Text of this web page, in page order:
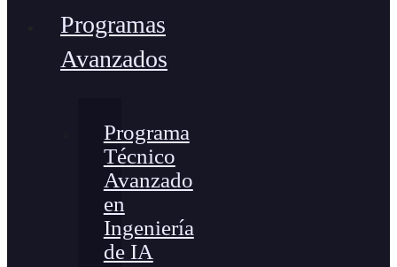
Programas
Avanzados
Programa
Técnico
Avanzado
en
Ingeniería
de IA